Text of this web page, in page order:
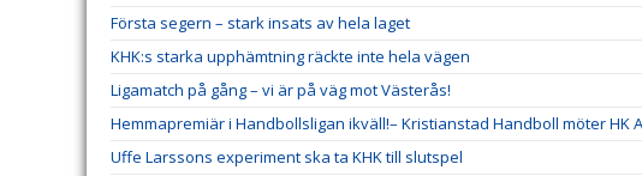
Första segern – stark insats av hela laget
KHK:s starka upphämtning räckte inte hela vägen
Ligamatch på gång – vi är på väg mot Västerås!
Hemmapremiär i Handbollsligan ikväll!– Kristianstad Handboll möter HK
Uffe Larssons experiment ska ta KHK till slutspel